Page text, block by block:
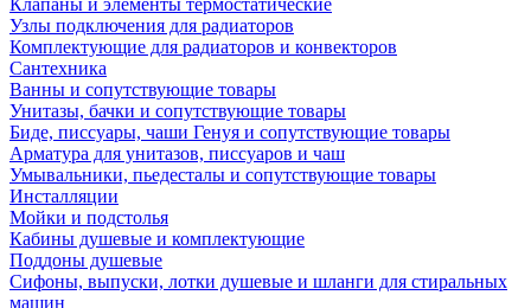
Клапаны и элементы термостатические
Узлы подключения для радиаторов
Комплектующие для радиаторов и конвекторов
Сантехника
Ванны и сопутствующие товары
Унитазы, бачки и сопутствующие товары
Биде, писсуары, чаши Генуя и сопутствующие товары
Арматура для унитазов, писсуаров и чаш
Умывальники, пьедесталы и сопутствующие товары
Инсталляции
Мойки и подстолья
Кабины душевые и комплектующие
Поддоны душевые
Сифоны, выпуски, лотки душевые и шланги для стиральных
машин